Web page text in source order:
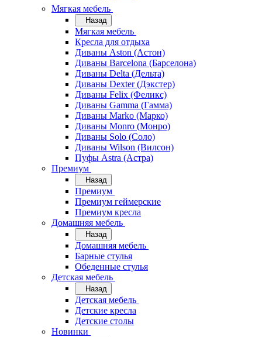
Мягкая мебель
Назад
Мягкая мебель
Кресла для отдыха
Диваны Aston (Астон)
Диваны Barcelona (Барселона)
Диваны Delta (Дельта)
Диваны Dexter (Дэкстер)
Диваны Felix (Феликс)
Диваны Gamma (Гамма)
Диваны Marko (Марко)
Диваны Monro (Монро)
Диваны Solo (Соло)
Диваны Wilson (Вилсон)
Пуфы Astra (Астра)
Премиум
Назад
Премиум
Премиум геймерские
Премиум кресла
Домашняя мебель
Назад
Домашняя мебель
Барные стулья
Обеденные стулья
Детская мебель
Назад
Детская мебель
Детские кресла
Детские столы
Новинки